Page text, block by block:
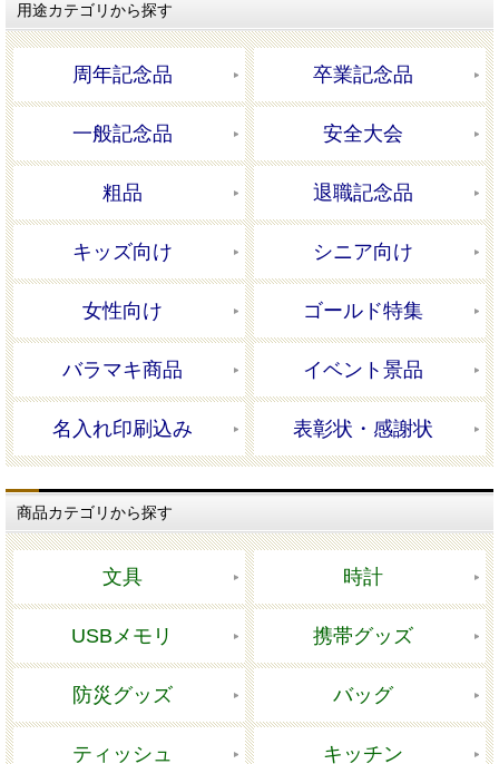
用途カテゴリから探す
周年記念品 卒業記念品
一般記念品 安全大会
粗品 退職記念品
キッズ向け シニア向け
女性向け ゴールド特集
バラマキ商品 イベント景品
名入れ印刷込み 表彰状・感謝状
商品カテゴリから探す
文具 時計
USBメモリ 携帯グッズ
防災グッズ バッグ
ティッシュ キッチン